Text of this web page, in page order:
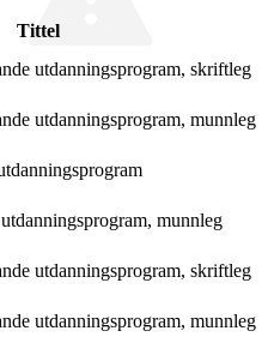
Tittel
utdanningsprogram, skriftleg
utdanningsprogram, munnleg
munnleg
utdanningsprogram, skriftleg
utdanningsprogram, munnleg